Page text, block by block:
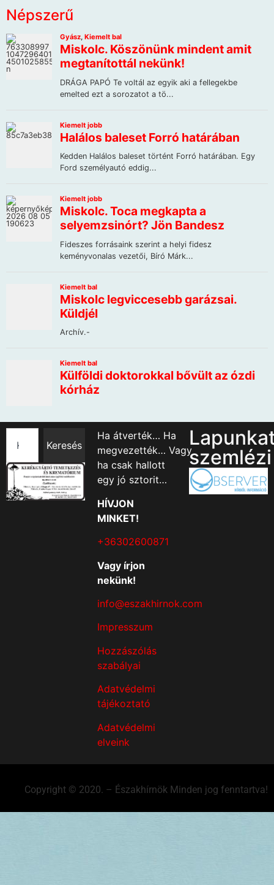
Népszerű
Keresés
Ha átverték… Ha
megvezették… Vagy
ha csak hallott
egy jó sztorit…
HÍVJON
MINKET!
+36302600871
Vagy írjon
nekünk!
info@eszakhirnok.com
Impresszum
Hozzászólás
szabályai
Adatvédelmi
tájékoztató
Adatvédelmi
elveink
szemlézi
Copyright © 2020. – Északhírnök Minden jog fenntartva!